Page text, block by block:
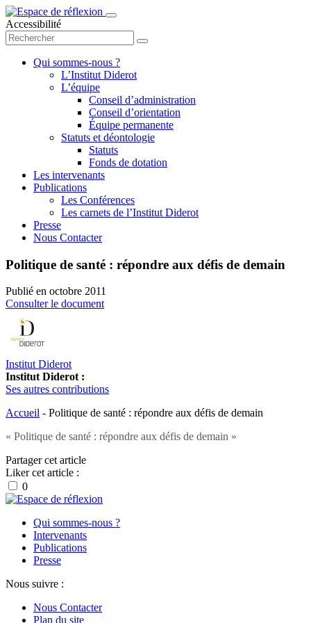
Accessibilité
Qui sommes-nous ?
L’Institut Diderot
L’équipe
Conseil d’administration
Conseil d’orientation
Équipe permanente
Statuts et déontologie
Statuts
Fonds de dotation
Les intervenants
Publications
Les Conférences
Les carnets de l’Institut Diderot
Presse
Nous Contacter
Politique de santé : répondre aux défis de demain
Publié en octobre 2011
Consulter le document
Institut Diderot
Institut Diderot :
Ses autres contributions
Accueil - Politique de santé : répondre aux défis de demain
« Politique de santé : répondre aux défis de demain »
Partager cet article
Liker cet article :
0
Qui sommes-nous ?
Intervenants
Publications
Presse
Nous suivre :
Nous Contacter
Plan du site